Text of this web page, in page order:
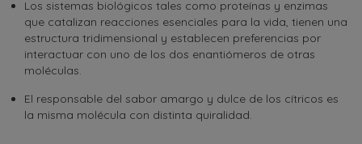
Los sistemas biológicos tales como proteínas y enzimas
que catalizan reacciones esenciales para la vida, tienen una
estructura tridimensional y establecen preferencias por
interactuar con uno de los dos enantiómeros de otras
moléculas.
El responsable del sabor amargo y dulce de los cítricos es
la misma molécula con distinta quiralidad.